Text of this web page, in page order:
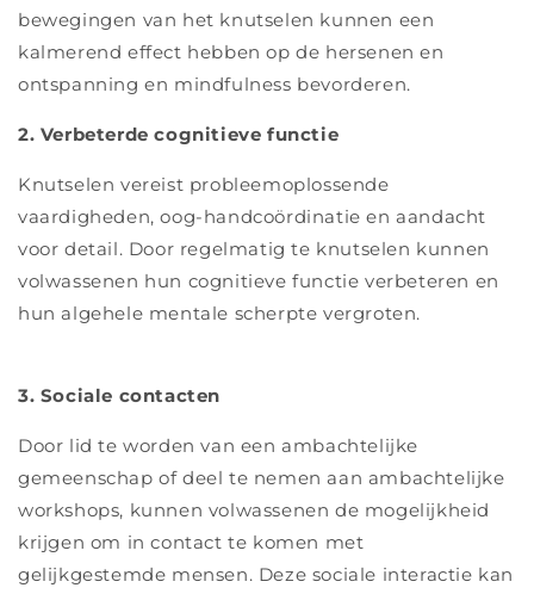
bewegingen van het knutselen kunnen een
kalmerend effect hebben op de hersenen en
ontspanning en mindfulness bevorderen.
2. Verbeterde cognitieve functie
Knutselen vereist probleemoplossende
vaardigheden, oog-handcoördinatie en aandacht
voor detail. Door regelmatig te knutselen kunnen
volwassenen hun cognitieve functie verbeteren en
hun algehele mentale scherpte vergroten.
3. Sociale contacten
Door lid te worden van een ambachtelijke
gemeenschap of deel te nemen aan ambachtelijke
workshops, kunnen volwassenen de mogelijkheid
krijgen om in contact te komen met
gelijkgestemde mensen. Deze sociale interactie kan